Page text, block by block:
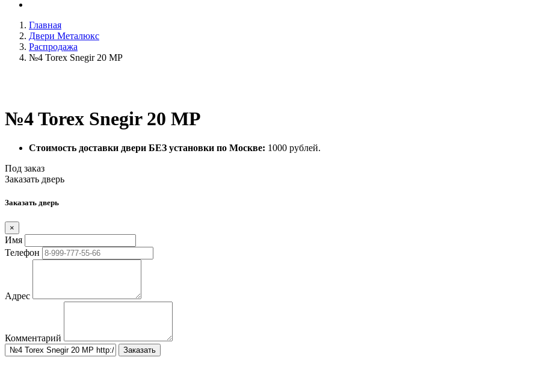
Главная
Двери Металюкс
Распродажа
№4 Torex Snegir 20 MP
№4 Torex Snegir 20 MP
Стоимость доставки двери БЕЗ установки по Москве: 1000 рублей.
Под заказ
Заказать дверь
Заказать дверь
×
Имя
Телефон
Адрес
Комментарий
Заказать